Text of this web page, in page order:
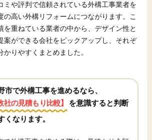
ミや評判で信頼されている外構工事業者を
の高い外構リフォームにつながります。こ
を重ねている業者の中から、デザイン性と
案ができる会社をピックアップし、それぞ
りやすくまとめました。
市で外構工事を進めるなら、
社の見積もり比較】
を意識すると判断
くなります。